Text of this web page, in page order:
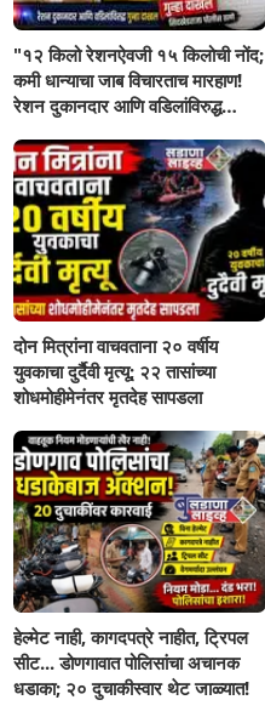
"१२ किलो रेशनऐवजी १५ किलोची नोंद;
कमी धान्याचा जाब विचारताच मारहाण!
रेशन दुकानदार आणि वडिलांविरुद्ध
नशिराबादची घटना..
दोन मित्रांना वाचवताना २० वर्षीय
युवकाचा दुर्दैवी मृत्यू; २२ तासांच्या
शोधमोहीमेनंतर मृतदेह सापडला
हेल्मेट नाही, कागदपत्रे नाहीत, ट्रिपल
सीट... डोणगावात पोलिसांचा अचानक
धडाका; २० दुचाकीस्वार थेट जाळ्यात!